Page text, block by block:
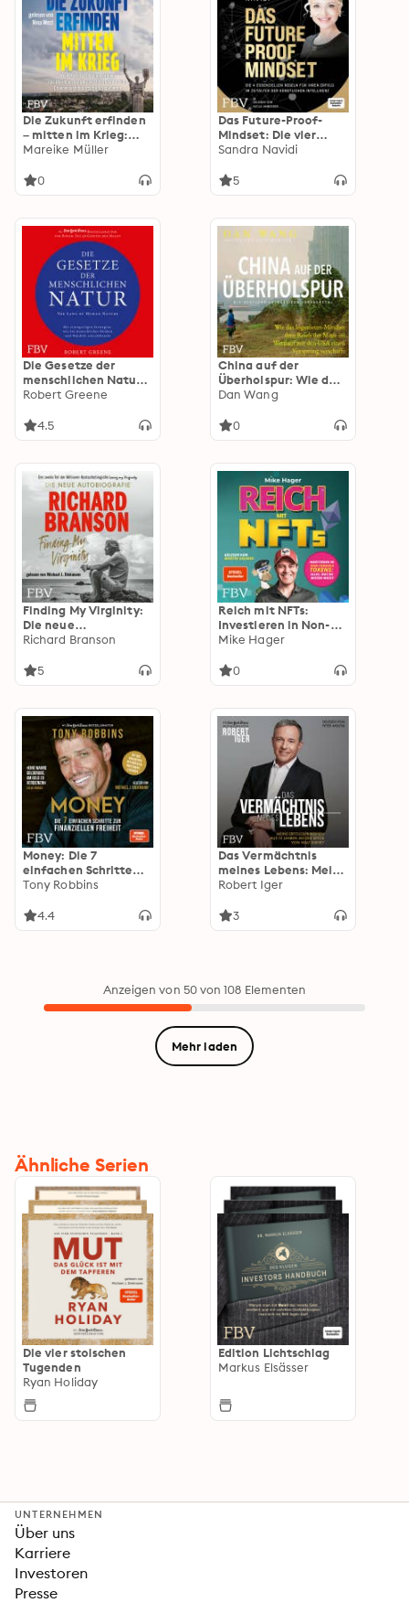
Tipps der Female
Invest Gründerinnen
Die Zukunft erfinden
– mitten im Krieg:
Wie Kreativität und
Überleben der
bieten | Politik &
Russland
Mareike Müller
0
Das Future-Proof-
Mindset: Die vier
essenziellen Regeln
Zeitalter der
Sandra Navidi
5
Die Gesetze der
menschlichen Natur -
The Laws of Human
einzigartigen
entschlüsseln
Robert Greene
4.5
China auf der
Überholspur: Wie das
Ingenieurs-Mindset
im Wettlauf mit den
Dan Wang
0
Finding My Virginity:
Die neue
Autobiografie
Richard Branson
5
Reich mit NFTs:
Investieren in Non-
Fungible Tokens:
musst
Mike Hager
0
Money: Die 7
einfachen Schritte
zur finanziellen
Tony Robbins
4.4
Das Vermächtnis
meines Lebens: Meine
Erfolgsprinzipien aus
Spitze von Walt
Robert Iger
3
Anzeigen von 50 von 108 Elementen
Mehr laden
Ähnliche Serien
Die vier stoischen
Tugenden
Ryan Holiday
Edition Lichtschlag
Markus Elsässer
UNTERNEHMEN
Über uns
Karriere
Investoren
Presse